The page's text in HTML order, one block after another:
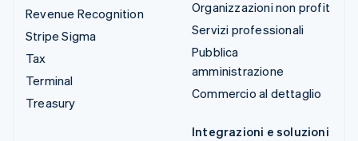
Revenue Recognition
Stripe Sigma
Tax
Terminal
Treasury
Organizzazioni non profit
Servizi professionali
Pubblica
amministrazione
Commercio al dettaglio
Integrazioni e soluzioni